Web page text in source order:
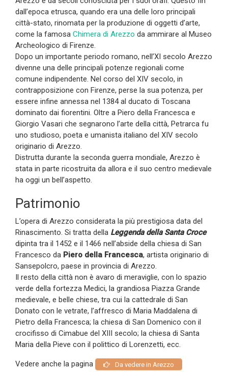
dall’epoca etrusca, quando era una delle loro principali
città-stato, rinomata per la produzione di oggetti d’arte,
come la famosa Chimera di Arezzo da ammirare al Museo
Archeologico di Firenze.
Dopo un importante periodo romano, nell’XI secolo Arezzo
divenne una delle principali potenze regionali come
comune indipendente. Nel corso del XIV secolo, in
contrapposizione con Firenze, perse la sua potenza, per
essere infine annessa nel 1384 al ducato di Toscana
dominato dai fiorentini. Oltre a Piero della Francesca e
Giorgio Vasari che segnarono l’arte della città, Petrarca fu
uno studioso, poeta e umanista italiano del XIV secolo
originario di Arezzo.
Distrutta durante la seconda guerra mondiale, Arezzo è
stata in parte ricostruita da allora e il suo centro medievale
ha oggi un bell’aspetto.
Patrimonio
L’opera di Arezzo considerata la più prestigiosa data del
Rinascimento. Si tratta della Leggenda della Santa Croce
dipinta tra il 1452 e il 1466 nell’abside della chiesa di San
Francesco da Piero della Francesca, artista originario di
Sansepolcro, paese in provincia di Arezzo.
Il resto della città non è avaro di meraviglie, con lo spazio
verde della fortezza Medici, la grandiosa Piazza Grande
medievale, e belle chiese, tra cui la cattedrale di San
Donato con le vetrate, l’affresco di Maria Maddalena di
Pietro della Francesca; la chiesa di San Domenico con il
crocifisso di Cimabue del XIII secolo; la chiesa di Santa
Maria della Pieve con il polittico di Lorenzetti, ecc.
Vedere anche la pagina Da vedere in Arezzo